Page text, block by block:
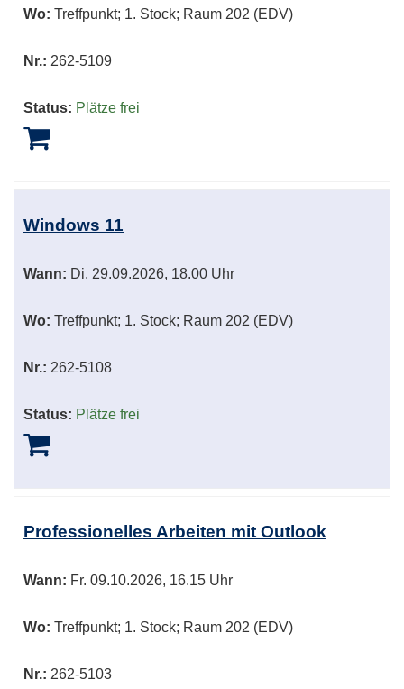
Wo: Treffpunkt; 1. Stock; Raum 202 (EDV)
Nr.: 262-5109
Status: Plätze frei
Windows 11
Wann: Di. 29.09.2026, 18.00 Uhr
Wo: Treffpunkt; 1. Stock; Raum 202 (EDV)
Nr.: 262-5108
Status: Plätze frei
Professionelles Arbeiten mit Outlook
Wann: Fr. 09.10.2026, 16.15 Uhr
Wo: Treffpunkt; 1. Stock; Raum 202 (EDV)
Nr.: 262-5103